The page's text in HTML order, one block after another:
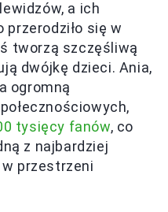
a ich
przerodziło się w
tworzą szczęśliwą
dwójkę dzieci. Ania,
ogromną
tysięcy fanów, co
z najbardziej
przestrzeni